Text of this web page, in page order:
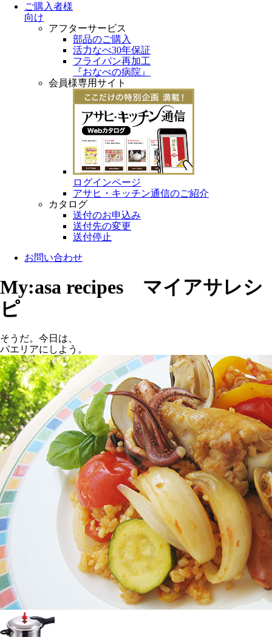
ご購入者様
向け
アフターサービス
部品のご購入
活力なべ30年保証
フライパン再加工
『おなべの病院』
会員様専用サイト
ログインページ
アサヒ・キッチン通信のご紹介
カタログ
送付のお申込み
送付先の変更
送付停止
お問い合わせ
My:asa recipes マイアサレシ
ピ
そうだ。今日は、
パエリアにしよう。